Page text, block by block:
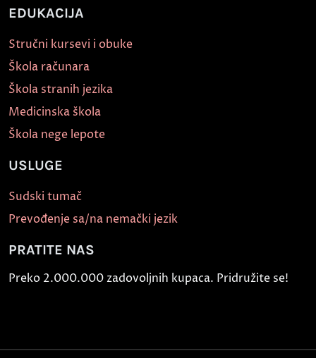
EDUKACIJA
Stručni kursevi i obuke
Škola računara
Škola stranih jezika
Medicinska škola
Škola nege lepote
USLUGE
Sudski tumač
Prevođenje sa/na nemački jezik
PRATITE NAS
Preko 2.000.000 zadovoljnih kupaca. Pridružite se!